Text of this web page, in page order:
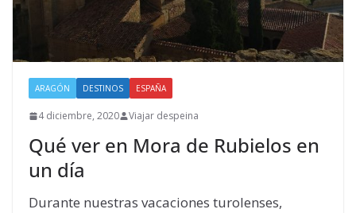
ARAGÓN DESTINOS ESPAÑA
4 diciembre, 2020 Viajar despeina
Qué ver en Mora de Rubielos en
un día
Durante nuestras vacaciones turolenses,